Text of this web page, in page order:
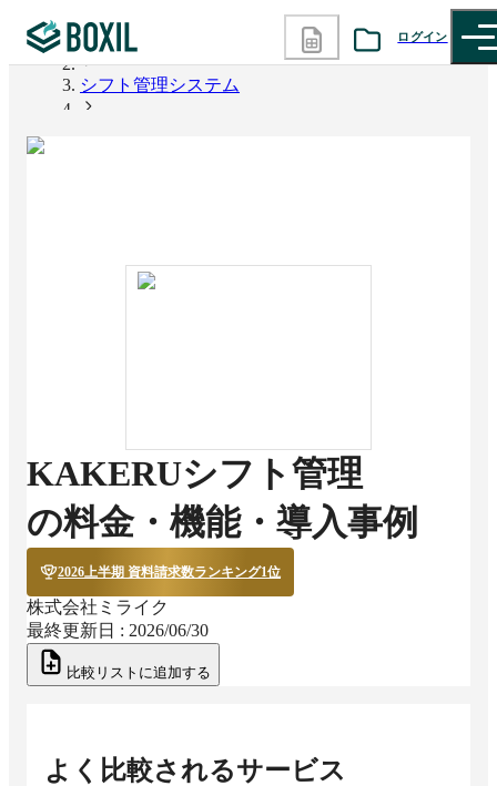
ログイン
カテゴリから探す
BOXILの使い方ガイド
BOXIL
シフト管理システム
KAKERUシフト管理
の料金・機能・導入事例
2026上半期 資料請求数ランキング1位
株式会社ミライク
最終更新日 : 2026/06/30
比較リストに追加する
よく比較されるサービス